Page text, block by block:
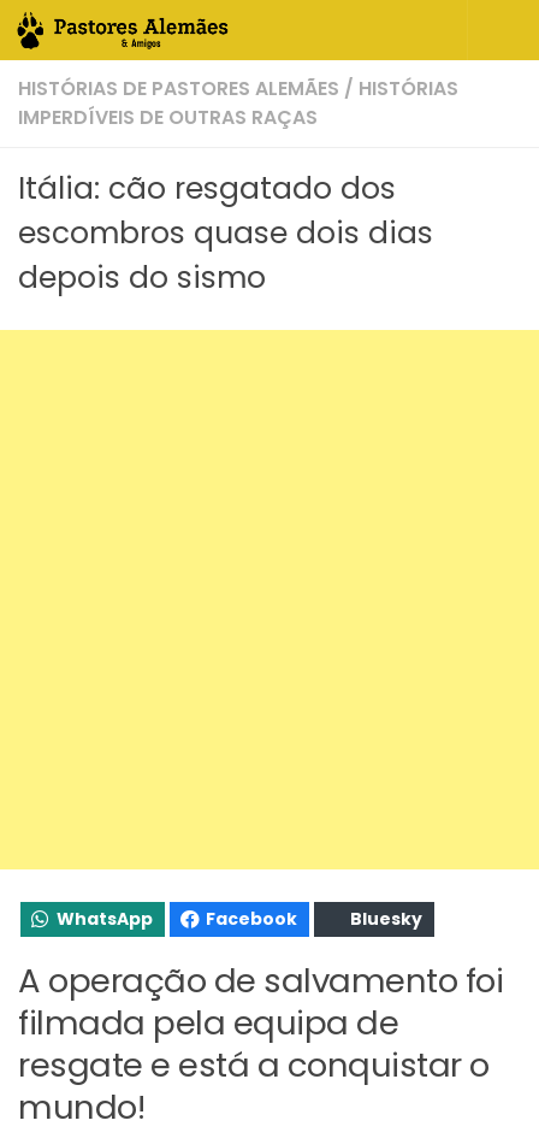
Skip to content
HISTÓRIAS DE PASTORES ALEMÃES / HISTÓRIAS
IMPERDÍVEIS DE OUTRAS RAÇAS
Itália: cão resgatado dos
escombros quase dois dias
depois do sismo
WhatsApp Facebook Bluesky
A operação de salvamento foi
filmada pela equipa de
resgate e está a conquistar o
mundo!